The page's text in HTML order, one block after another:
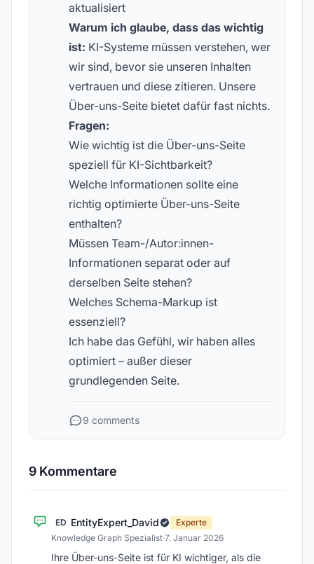
aktualisiert
Warum ich glaube, dass das wichtig
ist: KI-Systeme müssen verstehen, wer
wir sind, bevor sie unseren Inhalten
vertrauen und diese zitieren. Unsere
Über-uns-Seite bietet dafür fast nichts.
Fragen:
Wie wichtig ist die Über-uns-Seite
speziell für KI-Sichtbarkeit?
Welche Informationen sollte eine
richtig optimierte Über-uns-Seite
enthalten?
Müssen Team-/Autor:innen-
Informationen separat oder auf
derselben Seite stehen?
Welches Schema-Markup ist
essenziell?
Ich habe das Gefühl, wir haben alles
optimiert – außer dieser
grundlegenden Seite.
9 comments
9 Kommentare
ED EntityExpert_David
Experte
Knowledge Graph Spezialist·7. Januar 2026
Ihre Über-uns-Seite ist für KI wichtiger, als die